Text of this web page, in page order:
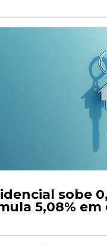
sobe
5,08% em